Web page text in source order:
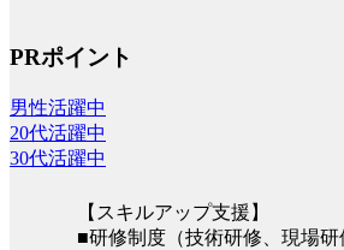
PRポイント
男性活躍中
20代活躍中
30代活躍中
【スキルアップ支援】
■研修制度（技術研修、現場研